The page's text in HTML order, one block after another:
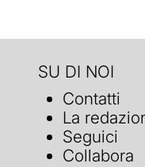
SU DI NOI
Contatti
La
Seguici
Collabora